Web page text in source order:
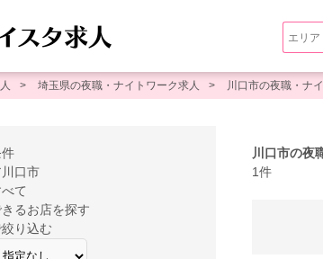
埼玉県の夜職・ナイトワーク求人 川口市の夜職・ナ
川口市の夜
1件
川口市
て
るお店を探す
り込む